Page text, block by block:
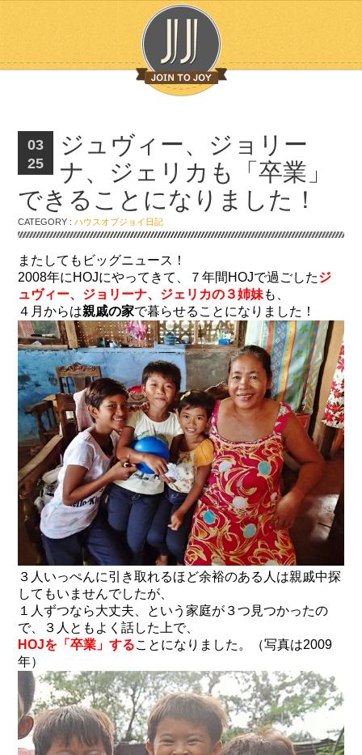
03
25
ジュヴィー、ジョリー
ナ、ジェリカも「卒業」
できることになりました！
CATEGORY :ハウスオブジョイ日記
またしてもビッグニュース！
2008年にHOJにやってきて、７年間HOJで過ごしたジ
ュヴィー、ジョリーナ、ジェリカの３姉妹も、
４月からは親戚の家で暮らせることになりました！
３人いっぺんに引き取れるほど余裕のある人は親戚中探
してもいませんでしたが、
１人ずつなら大丈夫、という家庭が３つ見つかったの
で、３人ともよく話した上で、
HOJを「卒業」することになりました。（写真は2009
年）